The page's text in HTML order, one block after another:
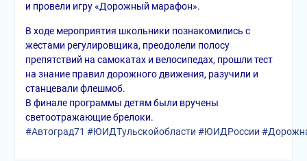
и провели игру «Дорожный марафон».
В ходе мероприятия школьники познакомились с
жестами регулировщика, преодолели полосу
препятствий на самокатах и велосипедах, прошли тест
на знание правил дорожного движения, разучили и
станцевали флешмоб.
В финале программы детям были вручены
светоотражающие брелоки.
#Автоград71 #ЮИДТульскойобласти #ЮИДРоссии